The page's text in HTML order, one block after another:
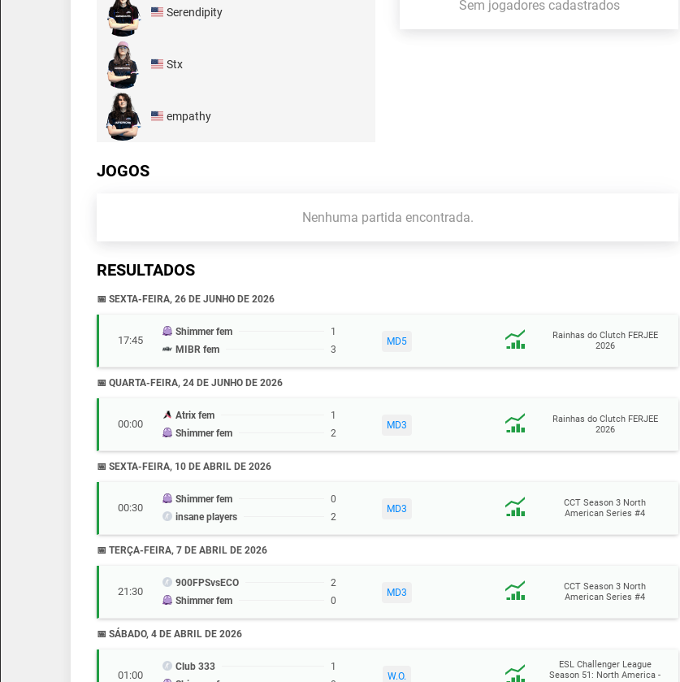
Serendipity
Stx
empathy
Sem jogadores cadastrados
JOGOS
Nenhuma partida encontrada.
RESULTADOS
📅 SEXTA-FEIRA, 26 DE JUNHO DE 2026
17:45
Shimmer fem
1
MIBR fem
3
MD5
Rainhas do Clutch FERJEE
2026
📅 QUARTA-FEIRA, 24 DE JUNHO DE 2026
00:00
Atrix fem
1
Shimmer fem
2
MD3
Rainhas do Clutch FERJEE
2026
📅 SEXTA-FEIRA, 10 DE ABRIL DE 2026
00:30
Shimmer fem
0
insane players
2
MD3
CCT Season 3 North
American Series #4
📅 TERÇA-FEIRA, 7 DE ABRIL DE 2026
21:30
900FPSvsECO
2
Shimmer fem
0
MD3
CCT Season 3 North
American Series #4
📅 SÁBADO, 4 DE ABRIL DE 2026
01:00
Club 333
1
W.O.
ESL Challenger League
Season 51: North America -